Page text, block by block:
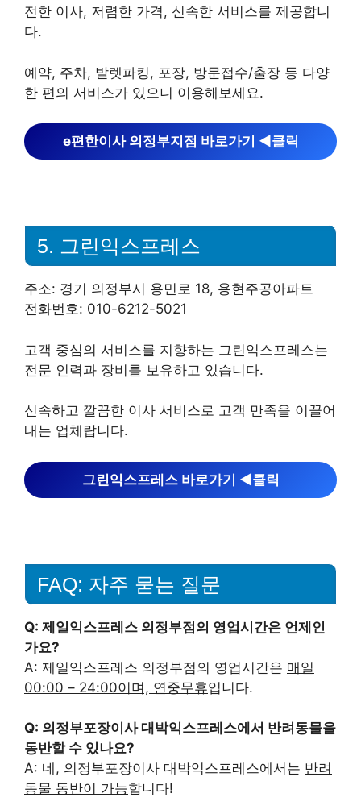
전한 이사, 저렴한 가격, 신속한 서비스를 제공합니
다.
예약, 주차, 발렛파킹, 포장, 방문접수/출장 등 다양
한 편의 서비스가 있으니 이용해보세요.
e편한이사 의정부지점 바로가기 ◀︎클릭
5. 그린익스프레스
주소: 경기 의정부시 용민로 18, 용현주공아파트
전화번호: 010-6212-5021
고객 중심의 서비스를 지향하는 그린익스프레스는
전문 인력과 장비를 보유하고 있습니다.
신속하고 깔끔한 이사 서비스로 고객 만족을 이끌어
내는 업체랍니다.
그린익스프레스 바로가기 ◀︎클릭
FAQ: 자주 묻는 질문
Q: 제일익스프레스 의정부점의 영업시간은 언제인
가요?
A: 제일익스프레스 의정부점의 영업시간은 매일
00:00 – 24:00이며, 연중무휴입니다.
Q: 의정부포장이사 대박익스프레스에서 반려동물을
동반할 수 있나요?
A: 네, 의정부포장이사 대박익스프레스에서는 반려
동물 동반이 가능합니다!